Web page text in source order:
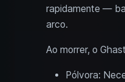
rapidamente —
arco.
Ao morrer, o
Pólvora: